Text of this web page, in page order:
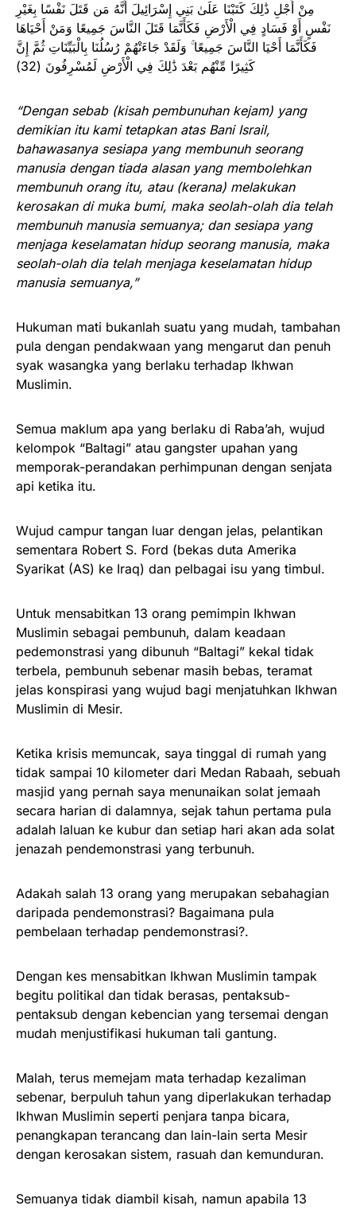
مِنْ أَجْلِ ذَٰلِكَ كَتَبْنَا عَلَىٰ بَنِي إِسْرَائِيلَ أَنَّهُ مَن قَتَلَ نَفْسًا بِغَيْرِ
نَفْسٍ أَوْ فَسَادٍ فِي الْأَرْضِ فَكَأَنَّمَا قَتَلَ النَّاسَ جَمِيعًا وَمَنْ أَحْيَاهَا
فَكَأَنَّمَا أَحْيَا النَّاسَ جَمِيعًا ۚ وَلَقَدْ جَاءَتْهُمْ رُسُلُنَا بِالْبَيِّنَاتِ ثُمَّ إِنَّ
كَثِيرًا مِّنْهُم بَعْدَ ذَٰلِكَ فِي الْأَرْضِ لَمُسْرِفُونَ (32)
“Dengan sebab (kisah pembunuhan kejam) yang
demikian itu kami tetapkan atas Bani Israil,
bahawasanya sesiapa yang membunuh seorang
manusia dengan tiada alasan yang membolehkan
membunuh orang itu, atau (kerana) melakukan
kerosakan di muka bumi, maka seolah-olah dia telah
membunuh manusia semuanya; dan sesiapa yang
menjaga keselamatan hidup seorang manusia, maka
seolah-olah dia telah menjaga keselamatan hidup
manusia semuanya,”
Hukuman mati bukanlah suatu yang mudah, tambahan
pula dengan pendakwaan yang mengarut dan penuh
syak wasangka yang berlaku terhadap Ikhwan
Muslimin.
Semua maklum apa yang berlaku di Raba’ah, wujud
kelompok “Baltagi” atau gangster upahan yang
memporak-perandakan perhimpunan dengan senjata
api ketika itu.
Wujud campur tangan luar dengan jelas, pelantikan
sementara Robert S. Ford (bekas duta Amerika
Syarikat (AS) ke Iraq) dan pelbagai isu yang timbul.
Untuk mensabitkan 13 orang pemimpin Ikhwan
Muslimin sebagai pembunuh, dalam keadaan
pedemonstrasi yang dibunuh “Baltagi” kekal tidak
terbela, pembunuh sebenar masih bebas, teramat
jelas konspirasi yang wujud bagi menjatuhkan Ikhwan
Muslimin di Mesir.
Ketika krisis memuncak, saya tinggal di rumah yang
tidak sampai 10 kilometer dari Medan Rabaah, sebuah
masjid yang pernah saya menunaikan solat jemaah
secara harian di dalamnya, sejak tahun pertama pula
adalah laluan ke kubur dan setiap hari akan ada solat
jenazah pendemonstrasi yang terbunuh.
Adakah salah 13 orang yang merupakan sebahagian
daripada pendemonstrasi? Bagaimana pula
pembelaan terhadap pendemonstrasi?.
Dengan kes mensabitkan Ikhwan Muslimin tampak
begitu politikal dan tidak berasas, pentaksub-
pentaksub dengan kebencian yang tersemai dengan
mudah menjustifikasi hukuman tali gantung.
Malah, terus memejam mata terhadap kezaliman
sebenar, berpuluh tahun yang diperlakukan terhadap
Ikhwan Muslimin seperti penjara tanpa bicara,
penangkapan terancang dan lain-lain serta Mesir
dengan kerosakan sistem, rasuah dan kemunduran.
Semuanya tidak diambil kisah, namun apabila 13